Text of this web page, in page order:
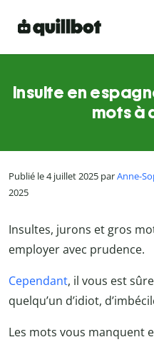
Insulte en
mots à
Publié le 4 juillet 2025 parAnne-
2025
Insultes, jurons et gros
employer avec prudence.
Cependant, il vous est
quelqu’un d’idiot,
Les mots vous manquent